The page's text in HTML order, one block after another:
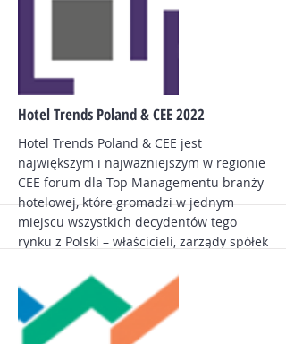
Więcej
Hotel Trends Poland & CEE 2022
Hotel Trends Poland & CEE jest
największym i najważniejszym w regionie
CEE forum dla Top Managementu branży
hotelowej, które gromadzi w jednym
miejscu wszystkich decydentów tego
rynku z Polski – właścicieli, zarządy spółek
hotelami, przedstawicieli firm
deweloperskich, czołowych dostawców
produktów i usług dla hotelarstwa i
turystyki, a także reprezentantów sieci